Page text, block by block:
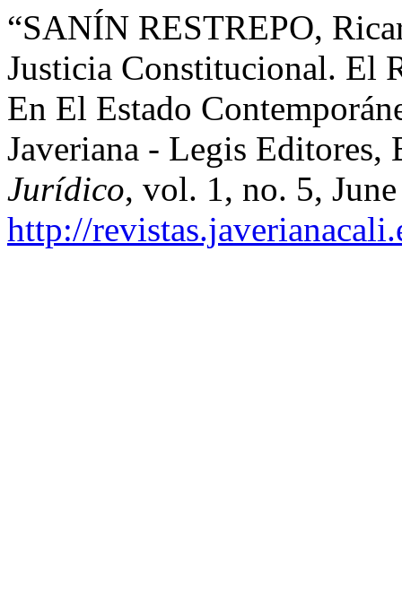
“SANÍN RESTREPO,
Justicia Constitucional. El
En El Estado
Javeriana - Legis
Jurídico, vol. 1, no. 5,
http://